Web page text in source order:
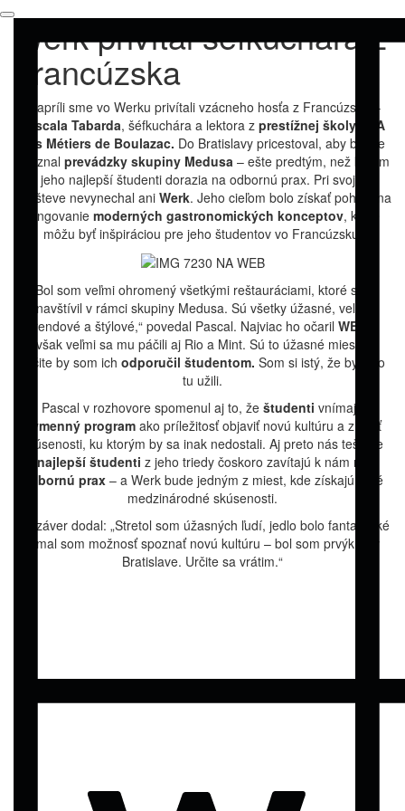
Werk privítal šéfkuchára z
Francúzska
V apríli sme vo Werku privítali vzácneho hosťa z Francúzska –
Pascala Tabarda, šéfkuchára a lektora z prestížnej školy CFA
des Métiers de Boulazac. Do Bratislavy pricestoval, aby bližšie
spoznal prevádzky skupiny Medusa– ešte predtým, než k nám
jeho najlepší študenti dorazia na odbornú prax. Pri svojej
návšteve nevynechal ani Werk. Jeho cieľom bolo získať pohľad na
fungovanie moderných gastronomických konceptov, ktoré
môžu byť inšpiráciou pre jeho študentov vo Francúzsku.
„Bol som veľmi ohromený všetkými reštauráciami, ktoré som
navštívil v rámci skupiny Medusa. Sú všetky úžasné, veľmi
trendové a štýlové,“ povedal Pascal. Najviac ho očaril WERK
avšak veľmi sa mu páčili aj Rio a Mint. Sú to úžasné miesta a
určite by som ich odporučil študentom. Som si istý, že by si to
tu užili.
Pascal v rozhovore spomenul aj to, že študenti vnímajú
výmenný programako príležitosť objaviť novú kultúru a získať
skúsenosti, ku ktorým by sa inak nedostali. Aj preto nás teší, že
najlepší študenti z jeho triedy čoskoro zavítajú k nám na
odbornú prax – a Werk bude jedným z miest, kde získajú prvé
medzinárodné skúsenosti.
Na záver dodal: „Stretol som úžasných ľudí, jedlo bolo fantastické
a mal som možnosť spoznať novú kultúru – bol som prvýkrát v
Bratislave. Určite sa vrátim.“